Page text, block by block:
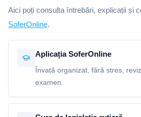
Aici poți consulta întrebări, explicații și
SoferOnline.
Aplicația SoferOnline
Învață organizat, fără stres,
examen.